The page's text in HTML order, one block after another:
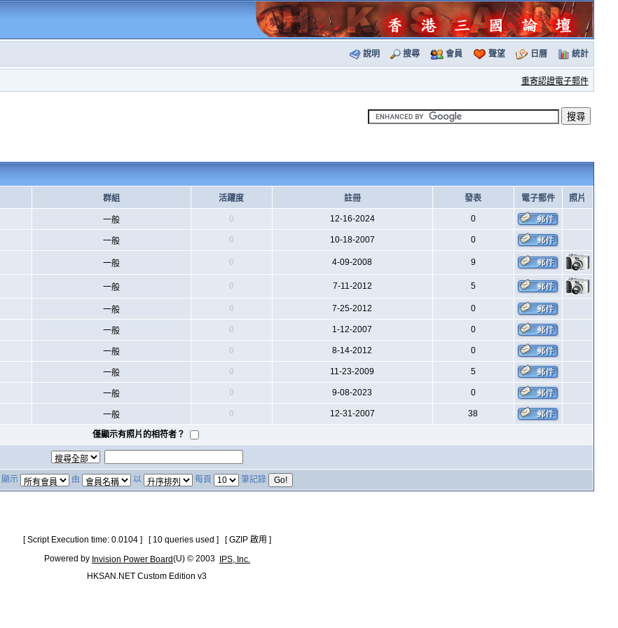
說明 搜尋 會員 聲望 日曆 統計
重寄認證電子郵件
群組 活躍度 註冊 發表 電子郵件 照片
一般 0 12-16-2024 0
一般 0 10-18-2007 0
一般 0 4-09-2008 9
一般 0 7-11-2012 5
一般 0 7-25-2012 0
一般 0 1-12-2007 0
一般 0 8-14-2012 0
一般 0 11-23-2009 5
一般 0 9-08-2023 0
一般 0 12-31-2007 38
僅顯示有照片的相符者？
顯示 由 以 每頁 筆記錄
[ Script Execution time: 0.0104 ] [ 10 queries used ] [ GZIP 啟用 ]
Powered by Invision Power Board(U) © 2003
IPS, Inc.
HKSAN.NET Custom Edition v3